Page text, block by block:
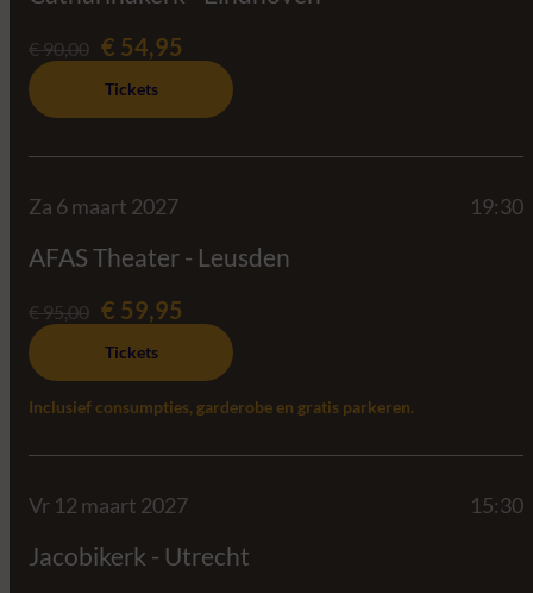
€ 90,00 € 54,95
Tickets
Za 6 maart 2027 19:30
AFAS Theater - Leusden
€ 95,00 € 59,95
Tickets
Inclusief consumpties, garderobe en gratis parkeren.
Vr 12 maart 2027 15:30
Jacobikerk - Utrecht